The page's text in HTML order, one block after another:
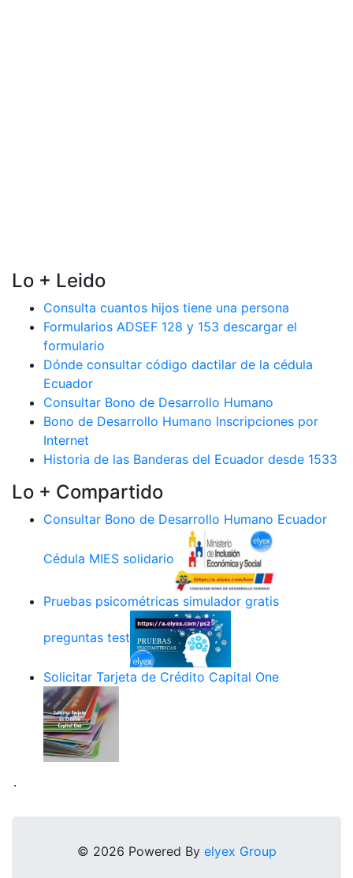
Lo + Leido
Consulta cuantos hijos tiene una persona
Formularios ADSEF 128 y 153 descargar el
formulario
Dónde consultar código dactilar de la cédula
Ecuador
Consultar Bono de Desarrollo Humano
Bono de Desarrollo Humano Inscripciones por
Internet
Historia de las Banderas del Ecuador desde 1533
Lo + Compartido
Consultar Bono de Desarrollo Humano Ecuador
Cédula MIES solidario
Pruebas psicométricas simulador gratis
preguntas test
Solicitar Tarjeta de Crédito Capital One
.
© 2026 Powered By elyex Group